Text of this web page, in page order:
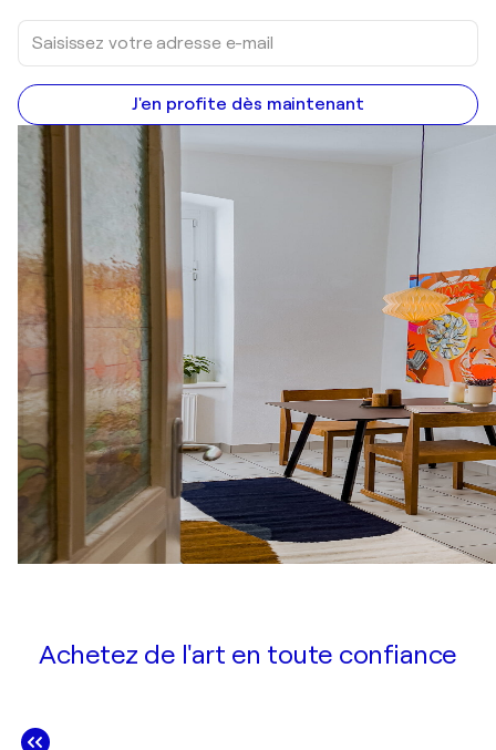
J'en profite dès maintenant
Achetez de l'art en toute confiance